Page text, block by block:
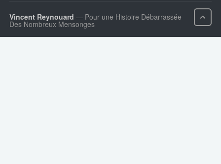
Vincent Reynouard — Pour une Histoire Débarrassée
Des Nombreux Mensonges